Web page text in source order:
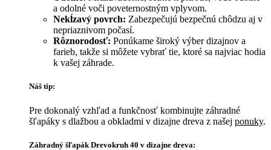
a odolné voči poveternostným vplyvom.
Nekĺzavý povrch: Zabezpečujú bezpečnú chôdzu aj v
nepriaznivom počasí.
Rôznorodosť: Ponúkame široký výber dizajnov a
farieb, takže si môžete vybrať tie, ktoré sa najviac hodia
k vašej záhrade.
Náš tip:
Pre dokonalý vzhľad a funkčnosť kombinujte záhradné
šľapáky s dlažbou a obkladmi v dizajne dreva z našej ponuky.
Záhradný šľapák Drevokruh 40 v dizajne dreva: